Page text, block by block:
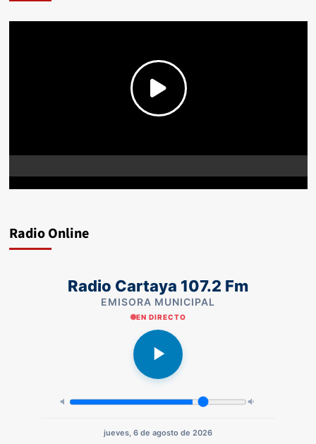
Radio Online
Radio Cartaya 107.2 Fm
EMISORA MUNICIPAL
EN DIRECTO
jueves, 6 de agosto de 2026